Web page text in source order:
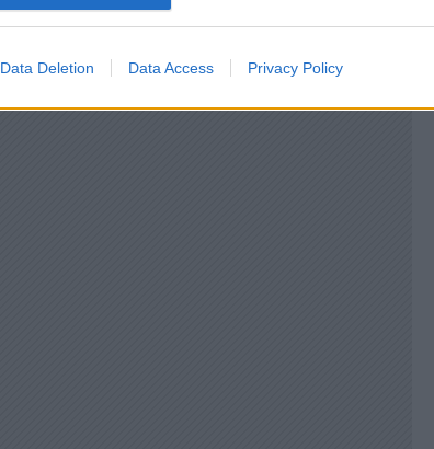
Data Deletion Data Access Privacy Policy